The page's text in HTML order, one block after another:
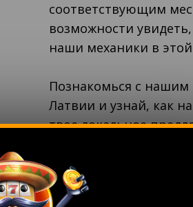
соответствующим
возможности
наши механики в
Познакомься с
Латвии и узнай, как
твое локальное